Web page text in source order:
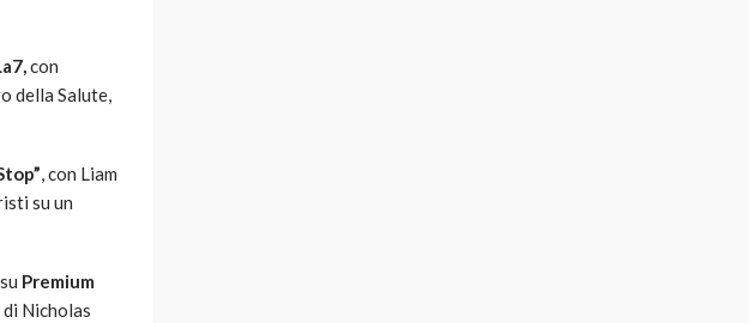
con
della Salute,
, con Liam
su un
Premium
di Nicholas